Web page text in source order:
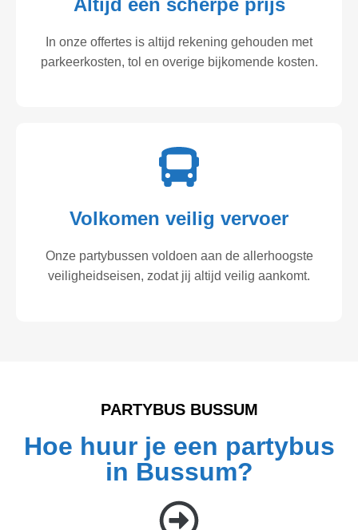
In onze offertes is altijd rekening gehouden met
parkeerkosten, tol en overige bijkomende kosten.
Volkomen veilig vervoer
Onze partybussen voldoen aan de allerhoogste
veiligheidseisen, zodat jij altijd veilig aankomt.
PARTYBUS BUSSUM
Hoe huur je een partybus
in Bussum?